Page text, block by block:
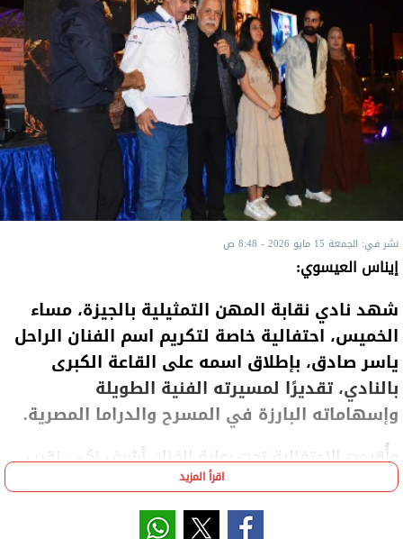
نشر في: الجمعة 15 مايو 2026 - 8:48 ص
إيناس العيسوي:
شهد نادي نقابة المهن التمثيلية بالجيزة، مساء
الخميس، احتفالية خاصة لتكريم اسم الفنان الراحل
ياسر صادق، بإطلاق اسمه على القاعة الكبرى
بالنادي، تقديرًا لمسيرته الفنية الطويلة
وإسهاماته البارزة في المسرح والدراما المصرية.
وأُقيمت الاحتفالية تحت رعاية الفنان أشرف زكي، نقيب
المهن التمثيلية، الذي حرص على التواجد في هذه الليلة
الاستثنائية التي حملت الكثير من المعاني الإنسانية
اقرأ المزيد